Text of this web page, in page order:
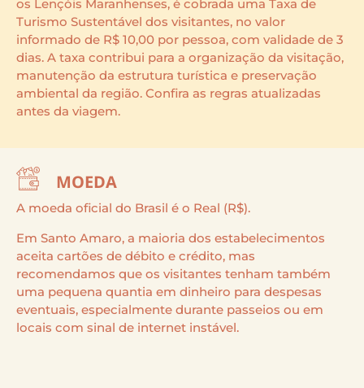
os Lençóis Maranhenses, é cobrada uma Taxa de
Turismo Sustentável dos visitantes, no valor
informado de R$ 10,00 por pessoa, com validade de 3
dias. A taxa contribui para a organização da visitação,
manutenção da estrutura turística e preservação
ambiental da região. Confira as regras atualizadas
antes da viagem.
MOEDA
A moeda oficial do Brasil é o Real (R$).
Em Santo Amaro, a maioria dos estabelecimentos
aceita cartões de débito e crédito, mas
recomendamos que os visitantes tenham também
uma pequena quantia em dinheiro para despesas
eventuais, especialmente durante passeios ou em
locais com sinal de internet instável.